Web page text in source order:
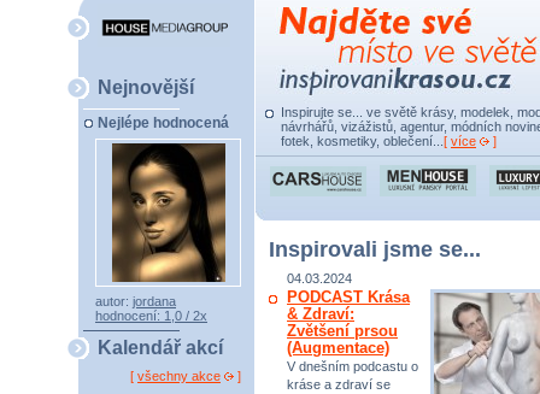
Nejnovější
Nejlépe hodnocená
autor: jordana
hodnocení: 1,0 / 2x
Kalendář akcí
[ všechny akce ]
Inspirujte se... ve světě krásy, modelek,
návrhářů, vizážistů, agentur, módních
fotek, kosmetiky, oblečení... [ více ]
Inspirovali jsme se...
04.03.2024
PODCAST Krása
& Zdraví:
Zvětšení prsou
(Augmentace)
V dnešním podcastu o
kráse a zdraví se